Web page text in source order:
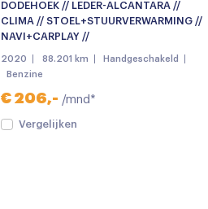
DODEHOEK // LEDER-ALCANTARA //
CLIMA // STOEL+STUURVERWARMING //
NAVI+CARPLAY //
2020 88.201 km
Handgeschakeld
Benzine
€ 206,- /mnd*
Vergelijken